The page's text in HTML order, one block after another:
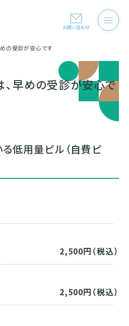
お問い合わせ
の受診が安心です
早めの受診が安心で
低用量ピル（自費ピ
2,500円（税込）
2,500円（税込）